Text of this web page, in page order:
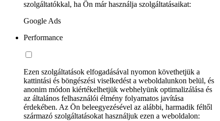
szolgáltatókkal, ha Ön már használja szolgáltatásaikat:
Google Ads
Performance
Ezen szolgáltatások elfogadásával nyomon követhetjük a
kattintási és böngészési viselkedést a weboldalunkon belül, és
anonim módon kiértékelhetjük webhelyünk optimalizálása és
az általános felhasználói élmény folyamatos javítása
érdekében. Az Ön beleegyezésével az alábbi, harmadik féltől
származó szolgáltatásokat használjuk ezen a weboldalon: